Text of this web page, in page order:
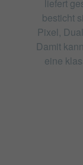
liefert
besticht
Pixel,
Damit
eine